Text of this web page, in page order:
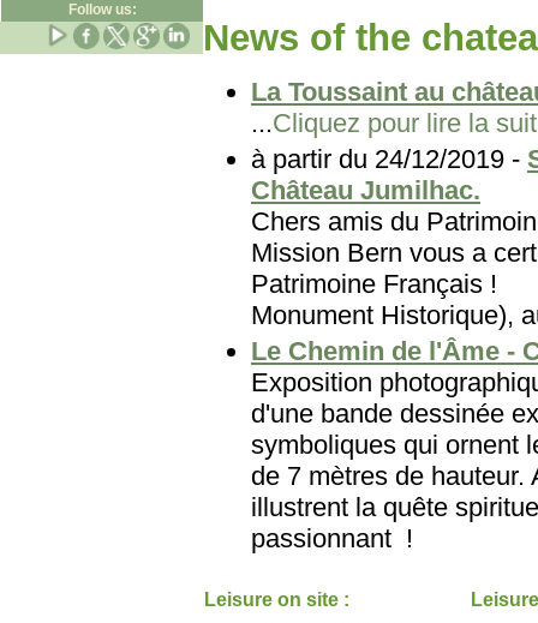
Follow us:
News of the
La Toussaint au
...Cliquez pour lire la
à partir du 24/12/2019 -
Château Jumilhac.
Chers amis du
Mission Bern vous a
Patrimoine
Monument Historique),
Le Chemin de l'Âme -
Exposition
d'une bande dessinée
symboliques qui ornent
de 7 mètres de
illustrent la quête
passionnant !
Leisure on site :